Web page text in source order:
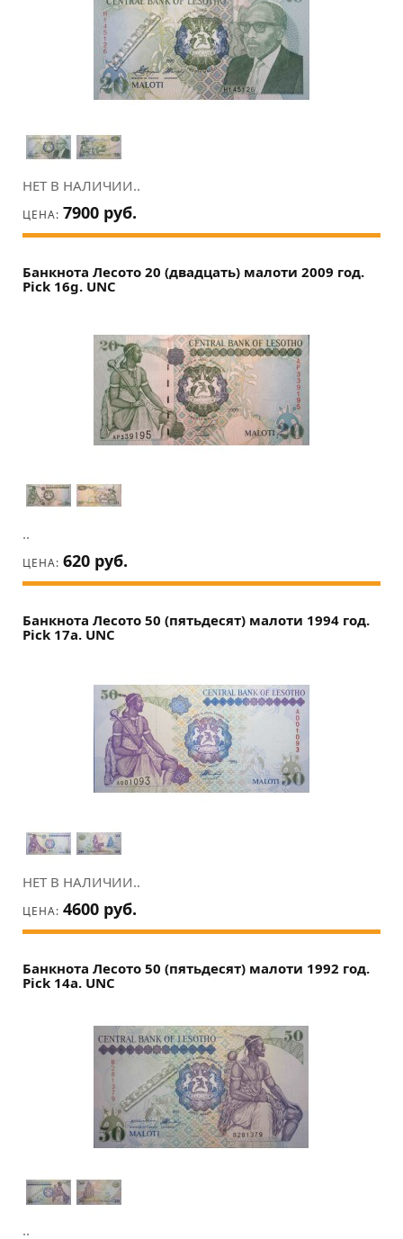
НЕТ В НАЛИЧИИ..
ЦЕНА: 7900 руб.
Банкнота Лесото 20 (двадцать) малоти 2009 год.
Pick 16g. UNC
..
ЦЕНА: 620 руб.
Банкнота Лесото 50 (пятьдесят) малоти 1994 год.
Pick 17a. UNC
НЕТ В НАЛИЧИИ..
ЦЕНА: 4600 руб.
Банкнота Лесото 50 (пятьдесят) малоти 1992 год.
Pick 14a. UNC
..